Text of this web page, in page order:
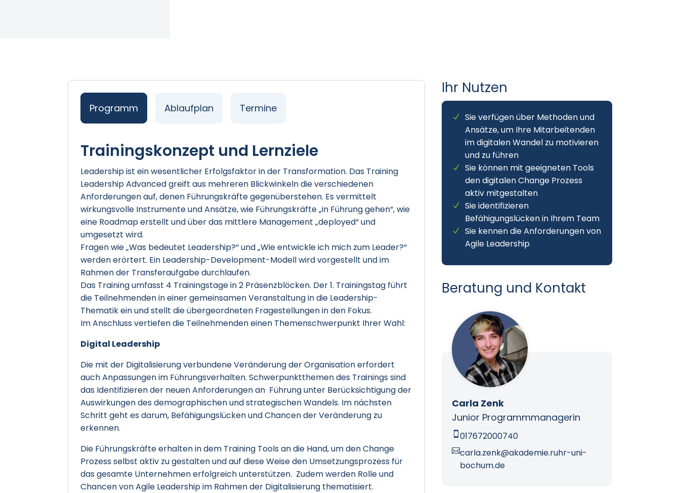
Programm Ablaufplan Termine
Trainingskonzept und Lernziele
Leadership ist ein wesentlicher Erfolgsfaktor in der Transformation. Das Training
Leadership Advanced greift aus mehreren Blickwinkeln die verschiedenen
Anforderungen auf, denen Führungskräfte gegenüberstehen. Es vermittelt
wirkungsvolle Instrumente und Ansätze, wie Führungskräfte „in Führung gehen“, wie
eine Roadmap erstellt und über das mittlere Management „deployed“ und
umgesetzt wird.
Fragen wie „Was bedeutet Leadership?“ und „Wie entwickle ich mich zum Leader?“
werden erörtert. Ein Leadership-Development-Modell wird vorgestellt und im
Rahmen der Transferaufgabe durchlaufen.
Das Training umfasst 4 Trainingstage in 2 Präsenzblöcken. Der 1. Trainingstag führt
die Teilnehmenden in einer gemeinsamen Veranstaltung in die Leadership-
Thematik ein und stellt die übergeordneten Fragestellungen in den Fokus.
Im Anschluss vertiefen die Teilnehmenden einen Themenschwerpunkt Ihrer Wahl:
Digital Leadership
Die mit der Digitalisierung verbundene Veränderung der Organisation erfordert
auch Anpassungen im Führungsverhalten. Schwerpunktthemen des Trainings sind
das Identifizieren der neuen Anforderungen an Führung unter Berücksichtigung der
Auswirkungen des demographischen und strategischen Wandels. Im nächsten
Schritt geht es darum, Befähigungslücken und Chancen der Veränderung zu
erkennen.
Die Führungskräfte erhalten in dem Training Tools an die Hand, um den Change
Prozess selbst aktiv zu gestalten und auf diese Weise den Umsetzungsprozess für
das gesamte Unternehmen erfolgreich unterstützen. Zudem werden Rolle und
Chancen von Agile Leadership im Rahmen der Digitalisierung thematisiert.
Ihr Nutzen
Sie verfügen über Methoden und
Ansätze, um Ihre Mitarbeitenden
im digitalen Wandel zu motivieren
und zu führen
Sie können mit geeigneten Tools
den digitalen Change Prozess
aktiv mitgestalten
Sie identifizieren
Befähigungslücken in Ihrem Team
Sie kennen die Anforderungen von
Agile Leadership
Beratung und Kontakt
Carla Zenk
Junior Programmmanagerin
 017672000740
carla.zenk@akademie.ruhr-uni-
bochum.de